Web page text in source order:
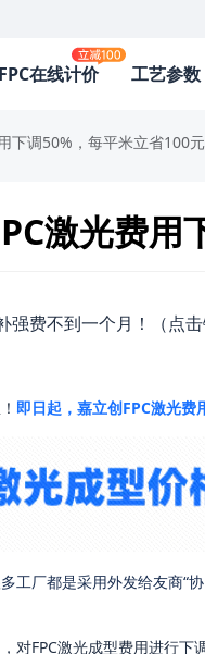
FPC在线计价 工艺参数
下调50%，每平米立省100
激光费
强费不到一个月！（点
即日起，嘉立创FPC激光费
工厂都是采用外发给友商“
对FPC激光成型费用进行下